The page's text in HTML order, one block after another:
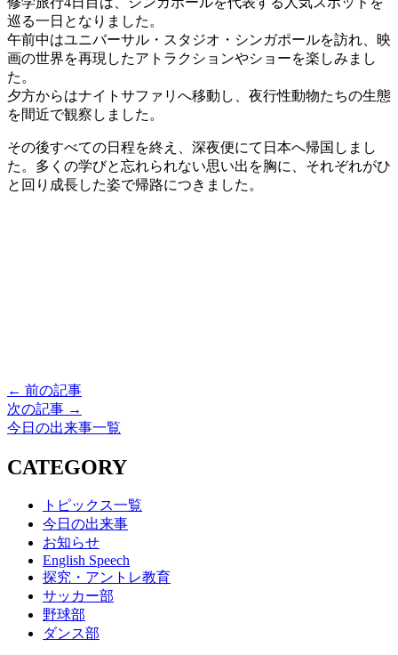
巡る一日となりました。
午前中はユニバーサル・スタジオ・シンガポールを訪れ、映
画の世界を再現したアトラクションやショーを楽しみまし
た。
夕方からはナイトサファリへ移動し、夜行性動物たちの生態
を間近で観察しました。
その後すべての日程を終え、深夜便にて日本へ帰国しまし
た。多くの学びと忘れられない思い出を胸に、それぞれがひ
と回り成長した姿で帰路につきました。
← 前の記事
次の記事 →
今日の出来事一覧
CATEGORY
トピックス一覧
今日の出来事
お知らせ
English Speech
探究・アントレ教育
サッカー部
野球部
ダンス部